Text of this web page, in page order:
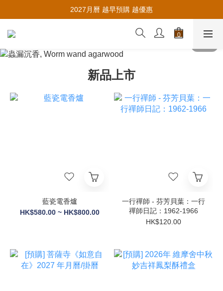
推薦新會員入會，賺取購物金🪙
2027月曆 越早預購 越優惠
推薦新會員入會，賺取購物金🪙
新品上市
藍瓷電香爐
HK$580.00 ~ HK$800.00
一行禪師 - 芬芳貝葉：一行
禪師日記：1962-1966
HK$120.00